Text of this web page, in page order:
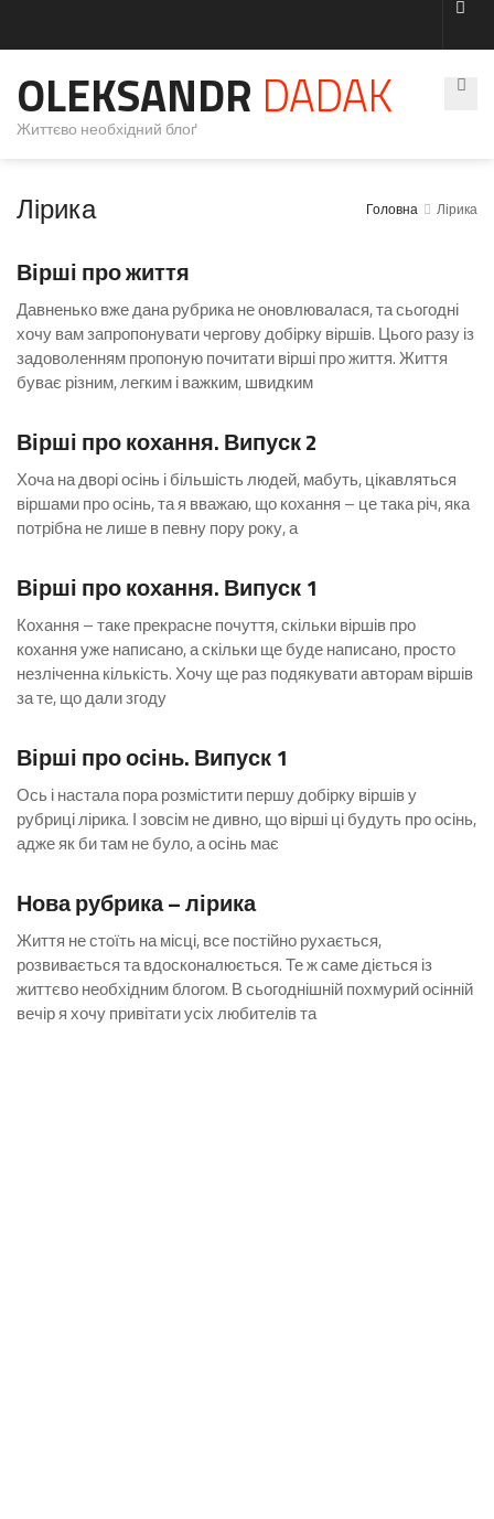
OLEKSANDR DADAK
Життєво необхідний блоґ
Лірика Головна Лірика
Коментарів 0
Вірші про життя
Давненько вже дана рубрика не оновлювалася, та сьогодні
хочу вам запропонувати чергову добірку віршів. Цього разу із
задоволенням пропоную почитати вірші про життя. Життя
буває різним, легким і важким, швидким
1 Коментар
Вірші про кохання. Випуск 2
Хоча на дворі осінь і більшість людей, мабуть, цікавляться
віршами про осінь, та я вважаю, що кохання – це така річ, яка
потрібна не лише в певну пору року, а
1 Коментар
Вірші про кохання. Випуск 1
Кохання – таке прекрасне почуття, скільки віршів про
кохання уже написано, а скільки ще буде написано, просто
незліченна кількість. Хочу ще раз подякувати авторам віршів
за те, що дали згоду
Коментарів: 5
Вірші про осінь. Випуск 1
Ось і настала пора розмістити першу добірку віршів у
рубриці лірика. І зовсім не дивно, що вірші ці будуть про осінь,
адже як би там не було, а осінь має
Коментарів 0
Нова рубрика – лірика
Життя не стоїть на місці, все постійно рухається,
розвивається та вдосконалюється. Те ж саме діється із
життєво необхідним блогом. В сьогоднішній похмурий осінній
вечір я хочу привітати усіх любителів та